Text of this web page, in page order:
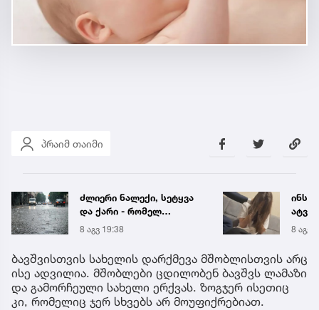
პრაიმ თაიმი
ძლიერი ნალექი, სეტყვა
და ქარი - რომელ
რეგიონს ემუქრება
წყალმოვარდნებისა და
მეწყრის საფრთხე
8 აგვ 19:38 8 აგვ
ბავშვისთვის სახელის დარქმევა მშობლისთვის არც
ისე ადვილია. მშობლები ცდილობენ ბავშვს ლამაზი
და გამორჩეული სახელი ერქვას. ზოგჯერ ისეთიც
კი, რომელიც ჯერ სხვებს არ მოუფიქრებიათ.